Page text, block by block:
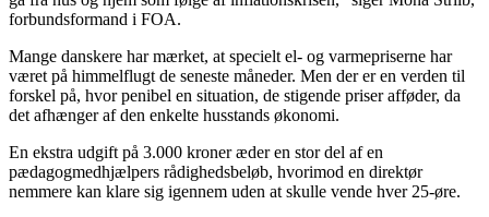
forbundsformand i FOA.
Mange danskere har mærket, at specielt el- og varmepriserne har
været på himmelflugt de seneste måneder. Men der er en verden til
forskel på, hvor penibel en situation, de stigende priser afføder, da
det afhænger af den enkelte husstands økonomi.
En ekstra udgift på 3.000 kroner æder en stor del af en
pædagogmedhjælpers rådighedsbeløb, hvorimod en direktør
nemmere kan klare sig igennem uden at skulle vende hver 25-øre.